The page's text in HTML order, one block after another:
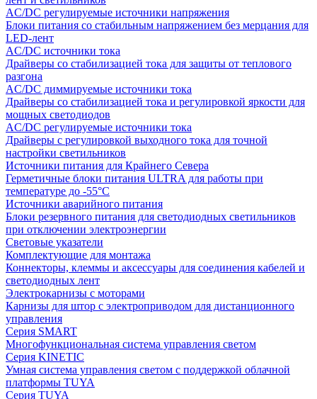
AC/DC регулируемые источники напряжения
Блоки питания со стабильным напряжением без мерцания для
LED-лент
AC/DC источники тока
Драйверы со стабилизацией тока для защиты от теплового
разгона
AC/DC диммируемые источники тока
Драйверы со стабилизацией тока и регулировкой яркости для
мощных светодиодов
AC/DC регулируемые источники тока
Драйверы с регулировкой выходного тока для точной
настройки светильников
Источники питания для Крайнего Севера
Герметичные блоки питания ULTRA для работы при
температуре до -55°C
Источники аварийного питания
Блоки резервного питания для светодиодных светильников
при отключении электроэнергии
Световые указатели
Комплектующие для монтажа
Коннекторы, клеммы и аксессуары для соединения кабелей и
светодиодных лент
Электрокарнизы с моторами
Карнизы для штор с электроприводом для дистанционного
управления
Серия SMART
Многофункциональная система управления светом
Серия KINETIC
Умная система управления светом с поддержкой облачной
платформы TUYA
Серия TUYA